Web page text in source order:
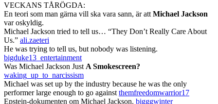
VECKANS TÅRÖGDA:
En teori som man gärna vill ska vara sann, är att Michael Jackson
var oskyldig.
Michael Jackson tried to tell us… “They Don’t Really Care About
Us.” ali.zaeteri
He was trying to tell us, but nobody was listening.
bigduke13_entertainment
Was Michael Jackson Just A Smokescreen?
waking_up_to_narcissism
Michael was set up by the industry because he was the only
performer large enough to go against themfreedomwarrior17
Epstein-dokumenten om Michael Jackson. bigggwinter